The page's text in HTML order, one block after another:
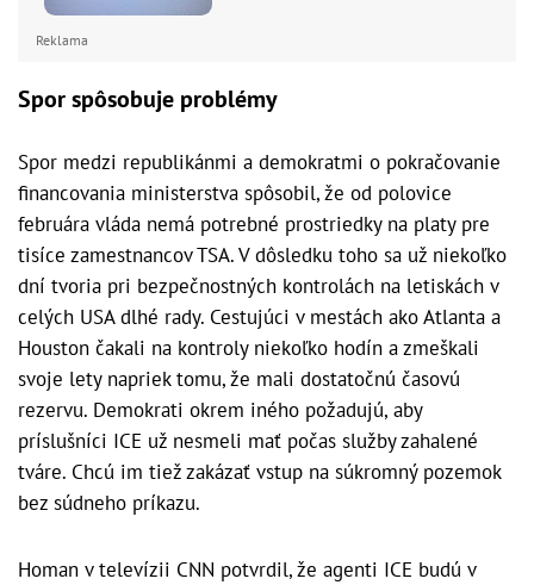
Reklama
Spor spôsobuje problémy
Spor medzi republikánmi a demokratmi o pokračovanie
financovania ministerstva spôsobil, že od polovice
februára vláda nemá potrebné prostriedky na platy pre
tisíce zamestnancov TSA. V dôsledku toho sa už niekoľko
dní tvoria pri bezpečnostných kontrolách na letiskách v
celých USA dlhé rady. Cestujúci v mestách ako Atlanta a
Houston čakali na kontroly niekoľko hodín a zmeškali
svoje lety napriek tomu, že mali dostatočnú časovú
rezervu. Demokrati okrem iného požadujú, aby
príslušníci ICE už nesmeli mať počas služby zahalené
tváre. Chcú im tiež zakázať vstup na súkromný pozemok
bez súdneho príkazu.
Homan v televízii CNN potvrdil, že agenti ICE budú v